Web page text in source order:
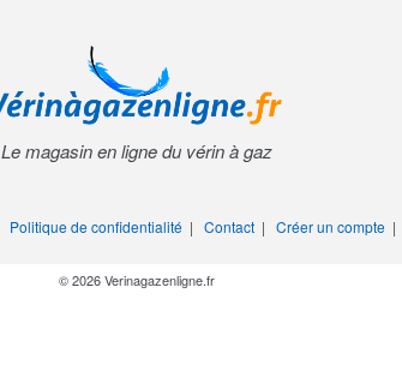
Le magasin en ligne du vérin à gaz
Politique de confidentialité| Contact| Créer un compte|
© 2026 Verinagazenligne.fr